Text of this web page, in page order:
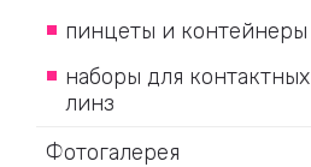
пинцеты и контейнеры
наборы для контактных
линз
Фотогалерея